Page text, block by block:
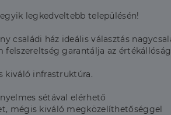
legkedveltebb településén!
családi ház ideális választás
felszereltség garantálja az
kiváló infrastruktúra.
sétával elérhető
mégis kiváló megközelíthetőséggel